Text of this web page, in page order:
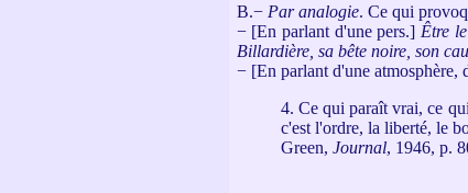
B.− Par analogie. Ce qui
− [En parlant d'une pers.] Être
Billardière, sa bête noire, son
− [En parlant d'une atmosphère,
4. Ce qui paraît vrai, ce
c'est l'ordre, la liberté, le
Green, Journal, 1946, p.